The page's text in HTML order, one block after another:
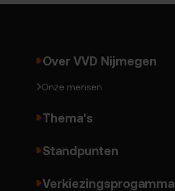
Over VVD Nijmegen
Onze mensen
Thema's
Standpunten
Verkiezingsprogamma